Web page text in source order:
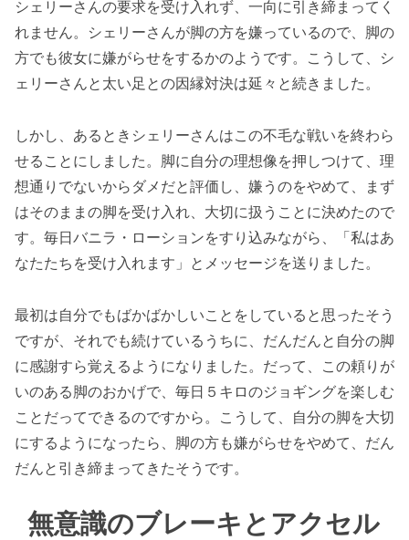
シェリーさんの要求を受け入れず、一向に引き締まってく
れません。シェリーさんが脚の方を嫌っているので、脚の
方でも彼女に嫌がらせをするかのようです。こうして、シ
ェリーさんと太い足との因縁対決は延々と続きました。
しかし、あるときシェリーさんはこの不毛な戦いを終わら
せることにしました。脚に自分の理想像を押しつけて、理
想通りでないからダメだと評価し、嫌うのをやめて、まず
はそのままの脚を受け入れ、大切に扱うことに決めたので
す。毎日バニラ・ローションをすり込みながら、「私はあ
なたたちを受け入れます」とメッセージを送りました。
最初は自分でもばかばかしいことをしていると思ったそう
ですが、それでも続けているうちに、だんだんと自分の脚
に感謝すら覚えるようになりました。だって、この頼りが
いのある脚のおかげで、毎日５キロのジョギングを楽しむ
ことだってできるのですから。こうして、自分の脚を大切
にするようになったら、脚の方も嫌がらせをやめて、だん
だんと引き締まってきたそうです。
無意識のブレーキとアクセル